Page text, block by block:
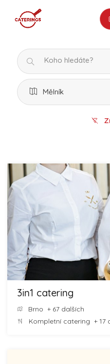
Mělník
3in1 catering
Brno + 67 dalších
Kompletní catering + 17